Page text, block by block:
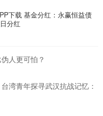
下载 基金分红：永赢恒益债
分红
人更可怕？
湾青年探寻武汉抗战记忆：